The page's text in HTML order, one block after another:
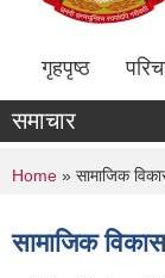
गृहपृष्ठ
समाचार
You are
Home » सामाजिक
सामाजिक